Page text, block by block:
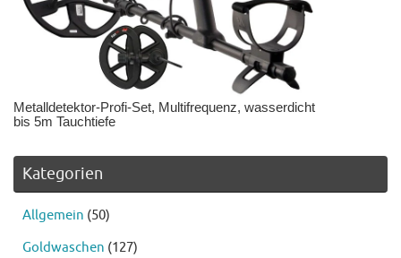
Metalldetektor-Profi-Set, Multifrequenz, wasserdicht
bis 5m Tauchtiefe
Kategorien
Allgemein (50)
Goldwaschen (127)